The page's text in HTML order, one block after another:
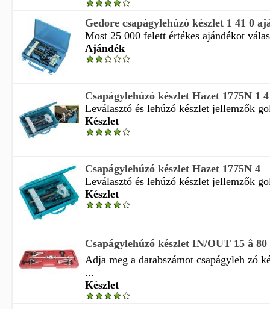
Gedore csapágylehúzó készlet 1 41 0
Most 25 000 felett értékes ajándékot
Ajándék
Csapágylehúzó készlet Hazet 1775N 1 4
Leválasztó és lehúzó készlet jellemzők
Készlet
Csapágylehúzó készlet Hazet 1775N 4
Leválasztó és lehúzó készlet jellemzők
Készlet
Csapágylehúzó készlet IN/OUT 15 â 80
Adja meg a darabszámot csapágyleh zó
...
Készlet